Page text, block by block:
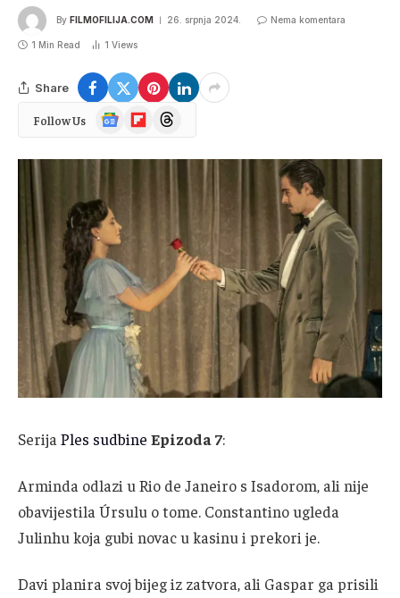
By FILMOFILIJA.COM 26. srpnja 2024. Nema komentara
1 Min Read 1 Views
Share
Follow Us
GoogleFlipboardThreads
Serija Ples sudbine Epizoda 7:
Arminda odlazi u Rio de Janeiro s Isadorom, ali nije
obavijestila Úrsulu o tome. Constantino ugleda
Julinhu koja gubi novac u kasinu i prekori je.
Davi planira svoj bijeg iz zatvora, ali Gaspar ga prisili